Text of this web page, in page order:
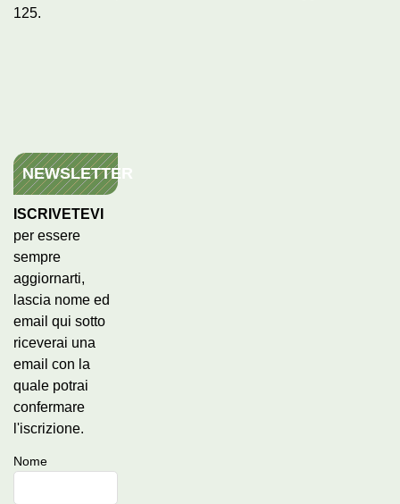
125.
NEWSLETTER
ISCRIVETEVI
per essere
sempre
aggiornarti,
lascia nome ed
email qui sotto
riceverai una
email con la
quale potrai
confermare
l'iscrizione.
Nome